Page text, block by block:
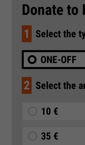
Donate to
1 Select the
ONE-OFF
2 Select the
10 €
35 €